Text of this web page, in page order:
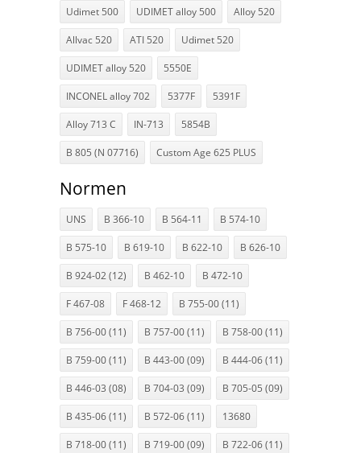
Udimet 500 UDIMET alloy 500 Alloy 520
Allvac 520 ATI 520 Udimet 520
UDIMET alloy 520 5550E
INCONEL alloy 702 5377F 5391F
Alloy 713 C IN-713 5854B
B 805 (N 07716) Custom Age 625 PLUS
Normen
UNS B 366-10 B 564-11 B 574-10
B 575-10 B 619-10 B 622-10 B 626-10
B 924-02 (12) B 462-10 B 472-10
F 467-08 F 468-12 B 755-00 (11)
B 756-00 (11) B 757-00 (11) B 758-00 (11)
B 759-00 (11) B 443-00 (09) B 444-06 (11)
B 446-03 (08) B 704-03 (09) B 705-05 (09)
B 435-06 (11) B 572-06 (11) 13680
B 718-00 (11) B 719-00 (09) B 722-06 (11)